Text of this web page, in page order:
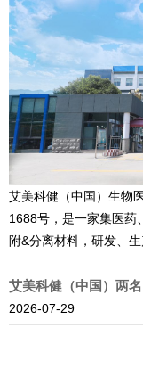
艾美科健（中国）生物
1688号，是一家集医药
附&分离材料，研发、
艾美科健（中国）两
2026-07-29